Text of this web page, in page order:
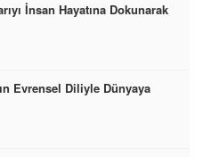
İnsan Hayatına Dokunarak
Evrensel Diliyle Dünyaya